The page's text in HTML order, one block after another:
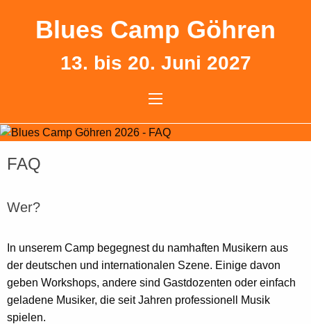
Blues Camp Göhren
13. bis 20. Juni 2027
FAQ
Wer?
In unserem Camp begegnest du namhaften Musikern aus
der deutschen und internationalen Szene. Einige davon
geben Workshops, andere sind Gastdozenten oder einfach
geladene Musiker, die seit Jahren professionell Musik
spielen.